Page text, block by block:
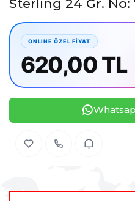
Sterling 24 Gr. No:
620,00 TL